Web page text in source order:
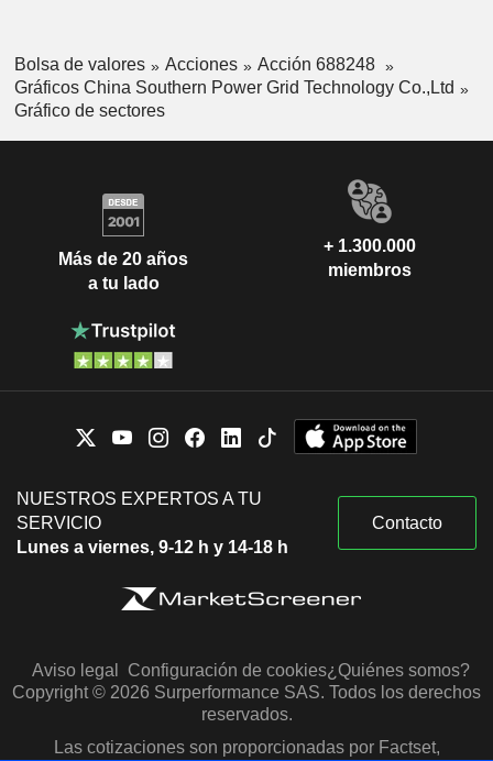
Bolsa de valores Acciones
Acción 688248
Gráficos China Southern Power Grid Technology Co.,Ltd
Gráfico de sectores
Más de 20 años
a tu lado
+ 1.300.000
miembros
NUESTROS EXPERTOS A TU
SERVICIO
Lunes a viernes, 9-12 h y 14-18 h
Contacto
Aviso legal Configuración de cookies¿Quiénes somos?
Copyright © 2026 Surperformance SAS. Todos los derechos
reservados.
Las cotizaciones son proporcionadas por Factset,